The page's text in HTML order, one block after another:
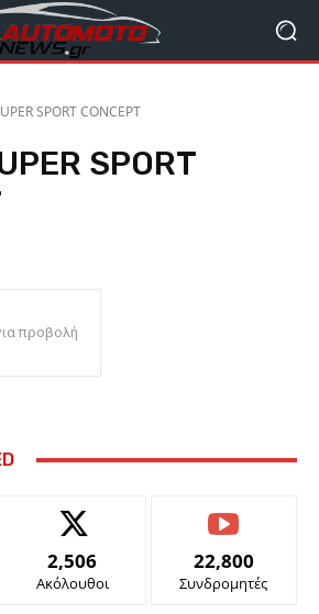
SPORT CONCEPT
SPORT
προβολή
2,506
Ακόλουθοι
22,800
Συνδρομητές